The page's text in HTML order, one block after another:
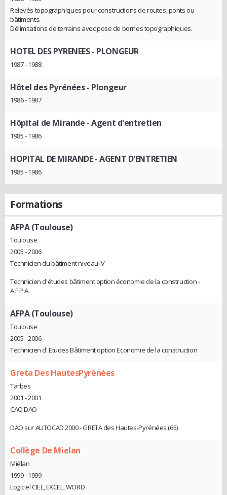
Relevés topographiques pour constructions de routes, ponts ou
bâtiments.
Délimitations de terrains avec pose de bornes topographiques.
HOTEL DES PYRENEES- PLONGEUR
1987 - 1988
Hôtel des Pyrénées- Plongeur
1986 - 1987
Hôpital de Mirande - Agent d'entretien
1985 - 1986
HOPITAL DE MIRANDE- AGENT D'ENTRETIEN
1985 - 1986
Formations
AFPA (Toulouse)
Toulouse
2005 - 2006
Technicien du bâtiment niveau IV
Technicien d'études bâtiment option économie de la construction -
A.F.P.A.
AFPA (Toulouse)
Toulouse
2005 - 2006
Technicien d' Etudes Bâtiment option Economie de la construction
Greta Des HautesPyrénées
Tarbes
2001 - 2001
CAO DAO
DAO sur AUTOCAD 2000 - GRETA des Hautes-Pyrénées (65)
Collège De Mielan
Miélan
1999 - 1999
Logiciel CIEL, EXCEL, WORD